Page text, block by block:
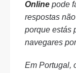
Online pode
respostas
porque estás
navegares
Em Portugal,